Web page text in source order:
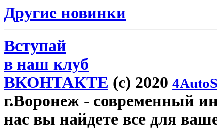
Другие новинки
Вступай
в наш клуб
ВКОНТАКТЕ (c) 2020
г.Воронеж - современный
нас вы найдете все для